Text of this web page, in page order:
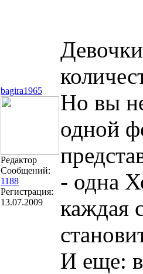
bagira1965
Редактор
Сообщений:
1188
Регистрация:
13.07.2009
Но вы
одной
- одна
каждая
И еще: